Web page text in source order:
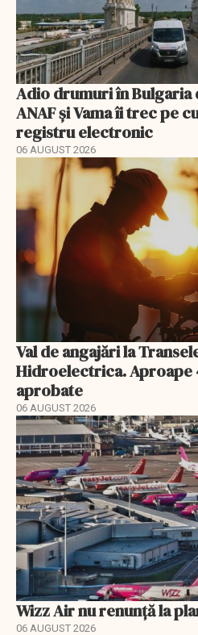
Adio drumuri în
ANAF și Vama îi trec pe
registru electronic
06 AUGUST 2026
Val de angajări la
Hidroelectrica. Aproape
aprobate
06 AUGUST 2026
Wizz Air nu renunță la
06 AUGUST 2026